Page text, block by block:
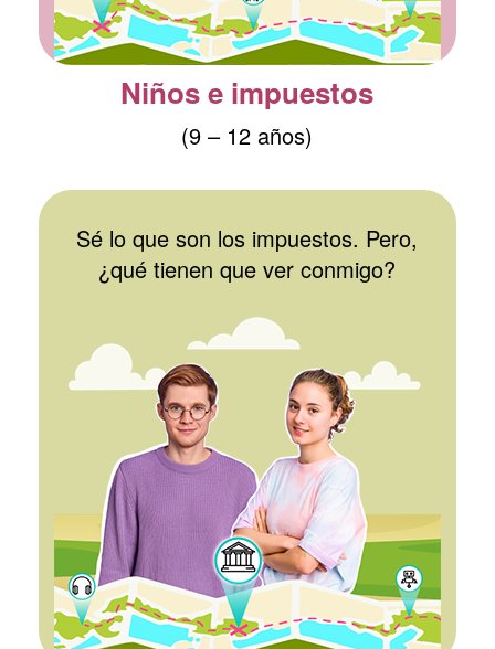
Niños e impuestos
(9 – 12 años)
Sé lo que son los impuestos. Pero,
¿qué tienen que ver conmigo?